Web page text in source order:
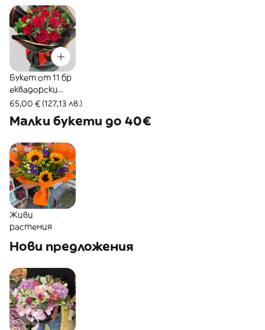
Букет от 11 бр
еквадорски
червени рози
65,00 € (127,13 лв.)
Малки букети до 40€
Живи
растения
Нови предложения